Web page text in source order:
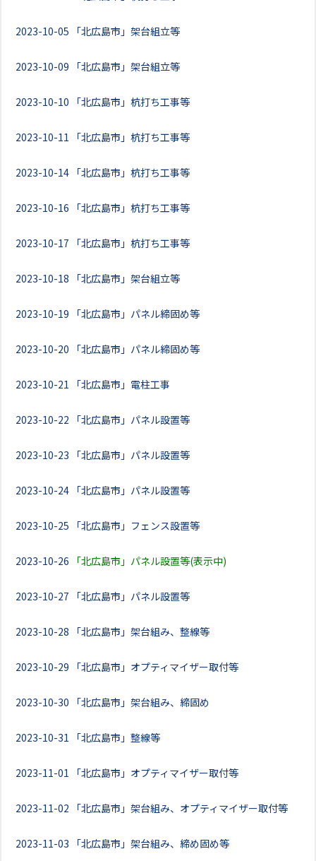
2023-10-05 「北広島市」架台組立等
2023-10-09 「北広島市」架台組立等
2023-10-10 「北広島市」杭打ち工事等
2023-10-11 「北広島市」杭打ち工事等
2023-10-14 「北広島市」杭打ち工事等
2023-10-16 「北広島市」杭打ち工事等
2023-10-17 「北広島市」杭打ち工事等
2023-10-18 「北広島市」架台組立等
2023-10-19 「北広島市」パネル締固め等
2023-10-20 「北広島市」パネル締固め等
2023-10-21 「北広島市」電柱工事
2023-10-22 「北広島市」パネル設置等
2023-10-23 「北広島市」パネル設置等
2023-10-24 「北広島市」パネル設置等
2023-10-25 「北広島市」フェンス設置等
2023-10-26 「北広島市」パネル設置等(表示中)
2023-10-27 「北広島市」パネル設置等
2023-10-28 「北広島市」架台組み、整線等
2023-10-29 「北広島市」オプティマイザー取付等
2023-10-30 「北広島市」架台組み、締固め
2023-10-31 「北広島市」整線等
2023-11-01 「北広島市」オプティマイザー取付等
2023-11-02 「北広島市」架台組み、オプティマイザー取付等
2023-11-03 「北広島市」架台組み、締め固め等